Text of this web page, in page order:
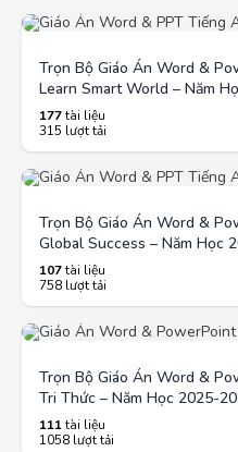
Trọn Bộ Giáo Án Word &
Learn Smart World – Năm
177tài liệu
315 lượt tải
Trọn Bộ Giáo Án Word &
Global Success – Năm Học
107tài liệu
758 lượt tải
Trọn Bộ Giáo Án Word &
Tri Thức – Năm Học 2025-
111tài liệu
1058 lượt tải